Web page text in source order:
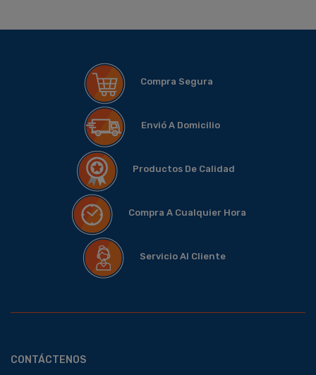
Compra Segura
Envió A Domicilio
Productos De Calidad
Compra A Cualquier Hora
Servicio Al Cliente
CONTÁCTENOS